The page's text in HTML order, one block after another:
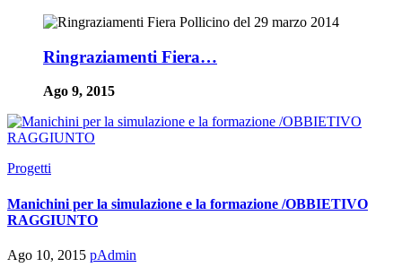
Ringraziamenti Fiera…
Ago 9, 2015
Progetti
Manichini per la simulazione e la formazione /OBBIETIVO
RAGGIUNTO
Ago 10, 2015 pAdmin